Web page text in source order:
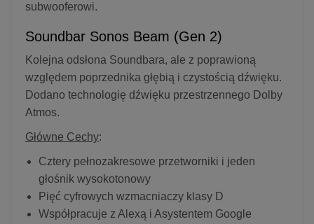
subwooferowi.
Soundbar Sonos Beam (Gen 2)
Kolejna odsłona Soundbara, ale z poprawioną
względem poprzednika głębią i czystością dźwięku.
Dodano technologię dźwięku przestrzennego Dolby
Atmos.
Główne Cechy:
Cztery pełnozakresowe przetworniki i jeden
głośnik wysokotonowy
Pięć cyfrowych wzmacniaczy klasy D
Współpracuje z Alexą i Asystentem Google